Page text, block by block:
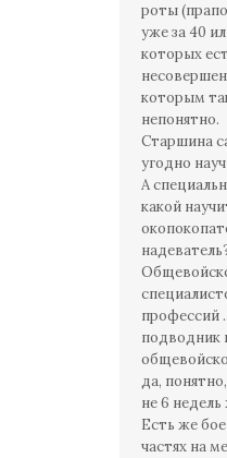
роты
уже за 40
которых
которым
непонятно.
Старшина
угодно
А
какой
профессий
подводник
да,
не 6 недель
Есть же
частях на